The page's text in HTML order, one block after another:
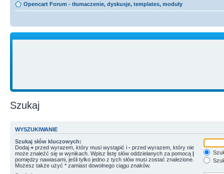
Opencart Forum - tłumaczenie, dyskusje, templates, moduły
Szukaj
WYSZUKIWANIE
Szukaj słów kluczowych:
Dodaj + przed wyrazem, który musi wystąpić i - przed wyrazem, który nie
może znaleźć się w wynikach. Wpisz listę słów oddzielanych za pomocą |
pomiędzy nawiasami, jeśli tylko jedno z tych słów musi zostać znalezione.
Możesz także użyć * zamiast dowolnego ciągu znaków.